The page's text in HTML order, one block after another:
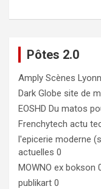
Pôtes 2.0
Amply Scènes
Dark Globe site de
EOSHD Du matos
Frenchytech actu
l'epicerie moderne
actuelles 0
MOWNO ex bokson
publikart 0